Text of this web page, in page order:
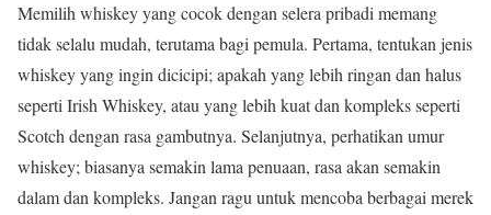
Memilih whiskey yang cocok dengan selera pribadi memang
tidak selalu mudah, terutama bagi pemula. Pertama, tentukan jenis
whiskey yang ingin dicicipi; apakah yang lebih ringan dan halus
seperti Irish Whiskey, atau yang lebih kuat dan kompleks seperti
Scotch dengan rasa gambutnya. Selanjutnya, perhatikan umur
whiskey; biasanya semakin lama penuaan, rasa akan semakin
dalam dan kompleks. Jangan ragu untuk mencoba berbagai merek